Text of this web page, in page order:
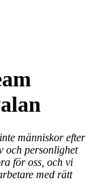
människor efter
och personlighet
för oss, och vi
med rätt